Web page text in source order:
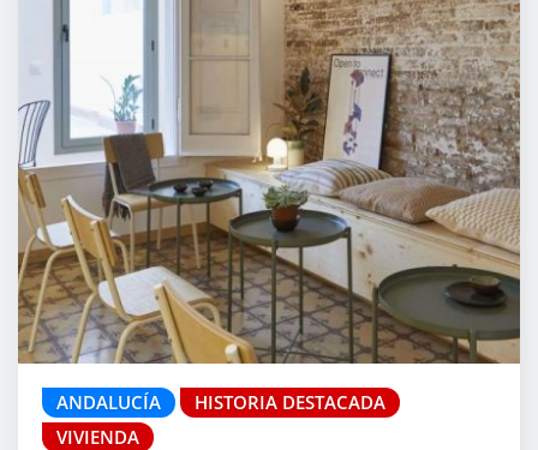
ANDALUCÍA
HISTORIA DESTACADA
VIVIENDA